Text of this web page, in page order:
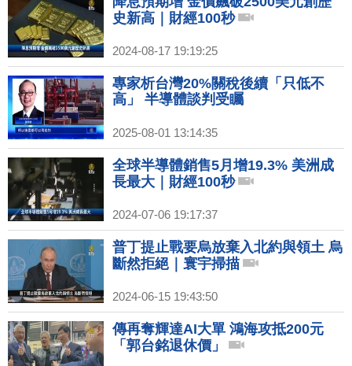
史新高｜財經100秒
2024-08-17 19:19:25
專家析台灣20%關稅後續「只低不
高」 半導體談判受矚
2025-08-01 13:14:35
全球半導體銷售5月增19.3% 美洲成
長最大｜財經100秒
2024-07-06 19:17:37
普丁提止戰要烏放棄入北約與領土 烏
斷然拒絕｜寰宇掃描
2024-06-15 19:43:50
傳再奪輝達AI大單 鴻海攻抵200元
「郭台銘退休價」